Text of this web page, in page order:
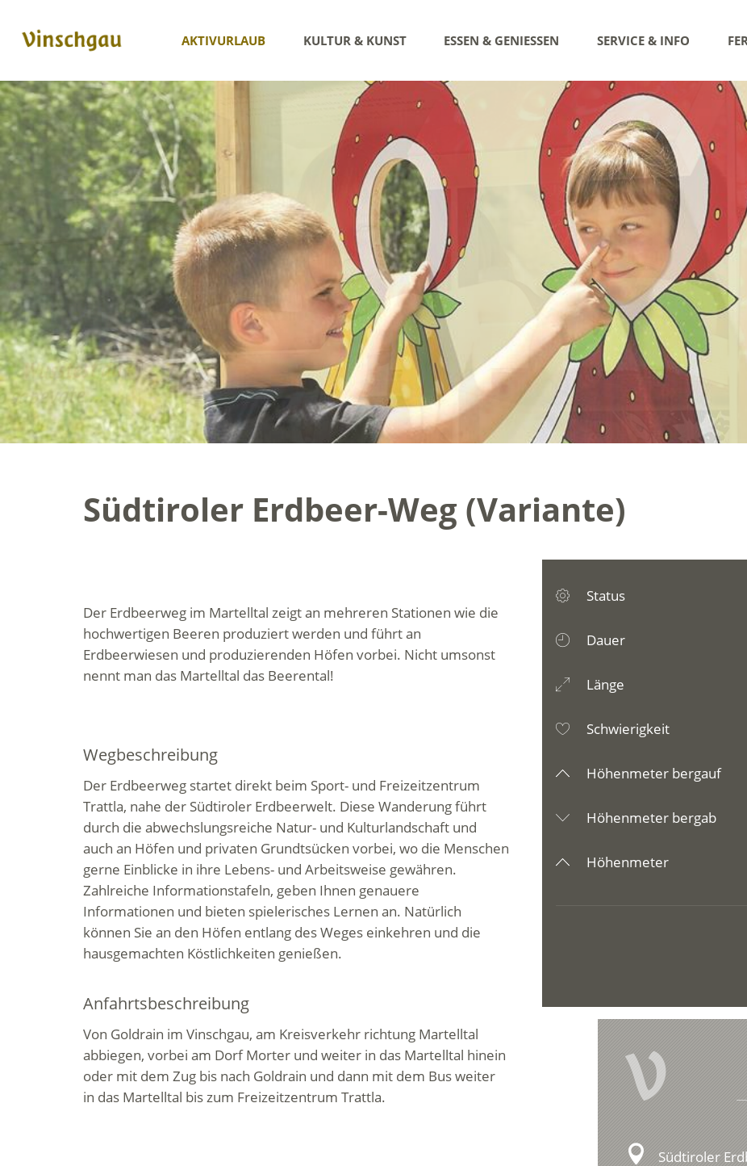
AKTIVURLAUB KULTUR & KUNST ESSEN & GENIESSEN SERVICE & INFO
Südtiroler Erdbeer-Weg (Variante)
Der Erdbeerweg im Martelltal zeigt an mehreren Stationen wie die
hochwertigen Beeren produziert werden und führt an
Erdbeerwiesen und produzierenden Höfen vorbei. Nicht umsonst
nennt man das Martelltal das Beerental!
Wegbeschreibung
Der Erdbeerweg startet direkt beim Sport- und Freizeitzentrum
Trattla, nahe der Südtiroler Erdbeerwelt. Diese Wanderung führt
durch die abwechslungsreiche Natur- und Kulturlandschaft und
auch an Höfen und privaten Grundtsücken vorbei, wo die Menschen
gerne Einblicke in ihre Lebens- und Arbeitsweise gewähren.
Zahlreiche Informationstafeln, geben Ihnen genauere
Informationen und bieten spielerisches Lernen an. Natürlich
können Sie an den Höfen entlang des Weges einkehren und die
hausgemachten Köstlichkeiten genießen.
Anfahrtsbeschreibung
Von Goldrain im Vinschgau, am Kreisverkehr richtung Martelltal
abbiegen, vorbei am Dorf Morter und weiter in das Martelltal hinein
oder mit dem Zug bis nach Goldrain und dann mit dem Bus weiter
in das Martelltal bis zum Freizeitzentrum Trattla.
Status
Dauer
Länge
Schwierigkeit
Höhenmeter bergauf
Höhenmeter bergab
Höhenmeter
V
Südtiroler